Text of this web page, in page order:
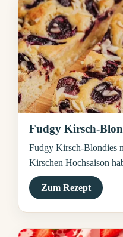
Fudgy Kirsch-
Fudgy Kirsch-Blondies
Kirschen Hochsaison
Zum Rezept